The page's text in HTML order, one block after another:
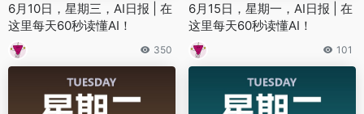
6月10日，星期三，AI日报 | 在
这里每天60秒读懂AI！
350
6月15日，星期一，AI日报 | 在
这里每天60秒读懂AI！
101